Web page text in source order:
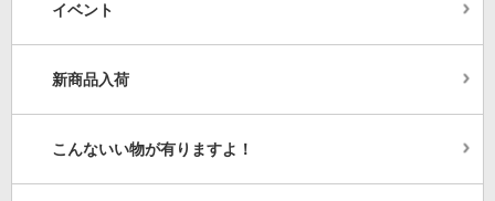
イベント
新商品入荷
こんないい物が有りますよ！